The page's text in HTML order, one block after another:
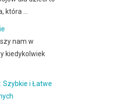
która …
nam w
kiedykolwiek
Szybkie i Łatwe